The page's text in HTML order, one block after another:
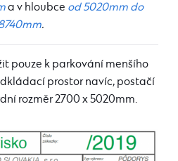
a v hloubce od 5020mm do
.
pouze k parkování menšího
prostor navíc, postačí
rozměr 2700 x 5020mm.